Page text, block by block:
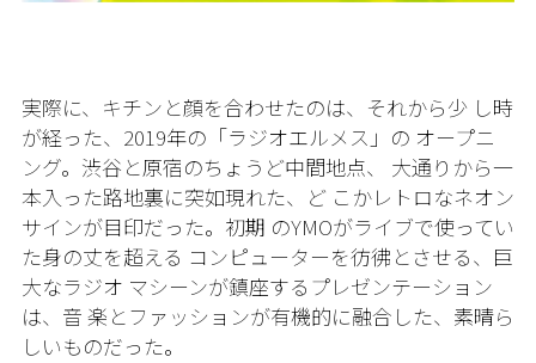
実際に、キチンと顔を合わせたのは、それから少 し時
が経った、 2019年の「ラジオエルメス」の オープニ
ング。渋谷と原宿のちょうど中間地点、 大通りから一
本入った路地裏に突如現れた、ど こかレトロなネオン
サインが目印だった。初期 のYMOがライブで使ってい
た身の丈を超える コンピューターを彷彿とさせる、巨
大なラジオ マシーンが鎮座するプレゼンテーション
は、音 楽とファッションが有機的に融合した、素晴ら
しいものだった。